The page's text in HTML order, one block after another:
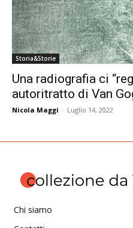
Storia&Storie
Una radiografia ci
autoritratto di Van
Nicola Maggi - Luglio 14, 2022
Chi siamo